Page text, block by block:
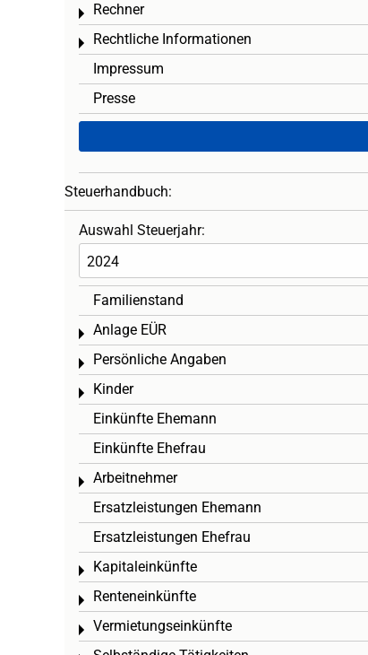
Rechner
Toggle menu
Rechtliche Informationen
Toggle menu
Impressum
Presse
Steuerhandbuch:
Auswahl Steuerjahr:
Familienstand
Anlage EÜR
Toggle menu
Persönliche Angaben
Toggle menu
Kinder
Toggle menu
Einkünfte Ehemann
Einkünfte Ehefrau
Arbeitnehmer
Toggle menu
Ersatzleistungen Ehemann
Ersatzleistungen Ehefrau
Kapitaleinkünfte
Toggle menu
Renteneinkünfte
Toggle menu
Vermietungseinkünfte
Toggle menu